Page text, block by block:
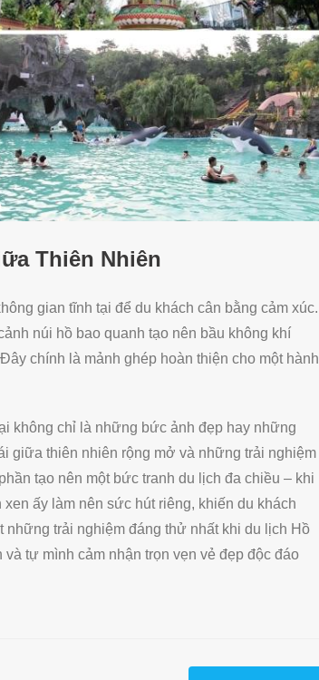
Thiên Nhiên
gian tĩnh tại để du khách cân bằng cảm xúc.
núi hồ bao quanh tạo nên bầu không khí
chính là mảnh ghép hoàn thiện cho một hành
không chỉ là những bức ảnh đẹp hay những
giữa thiên nhiên rộng mở và những trải nghiệm
tạo nên một bức tranh du lịch đa chiều – khi
ấy làm nên sức hút riêng, khiến du khách
trải nghiệm đáng thử nhất khi du lịch Hồ
tự mình cảm nhận trọn vẹn vẻ đẹp độc đáo